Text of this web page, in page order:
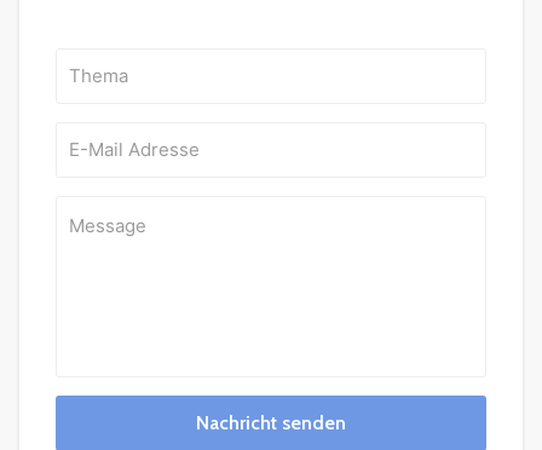
Nachricht senden